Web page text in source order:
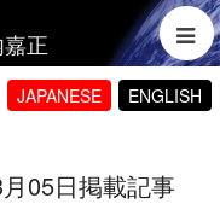
正
JAPANESE ENGLISH
05日掲載記事